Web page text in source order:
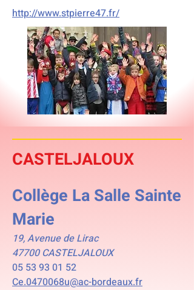
http://www.stpierre47.fr/
CASTELJALOUX
Collège La Salle Sainte
Marie
19, Avenue de Lirac
47700 CASTELJALOUX
05 53 93 01 52
Ce.0470068u@ac-bordeaux.fr